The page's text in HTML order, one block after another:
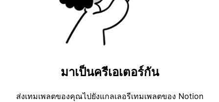
มาเป็นครีเอเตอร์กัน
ส่งเทมเพลตของคุณไปยังแกลเลอรีเทมเพลตของ Notion